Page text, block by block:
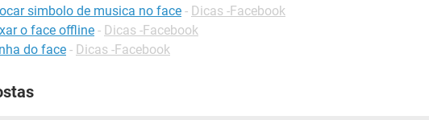
simbolo de musica no face - Dicas -Facebook
o face offline - Dicas -Facebook
do face - Dicas -Facebook